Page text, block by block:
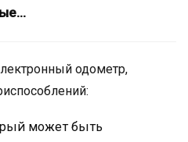
одометр,
может быть